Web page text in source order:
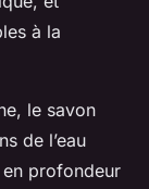
à la
le savon
de l’eau
profondeur